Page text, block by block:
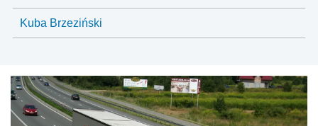
Kuba Brzeziński